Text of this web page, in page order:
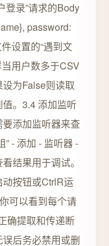
登录”请求的Body
password:
设置的“遇到文
用户数多于CSV
为False则读取
。3.4 添加监听
添加监听器来查
” - 添加 - 监听器 -
结果用于调试。
按钮或CtrlR运
可以看到每个请
确提取和传递断
后务必禁用或删